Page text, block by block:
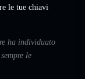
le tue chiavi
ha individuato
le